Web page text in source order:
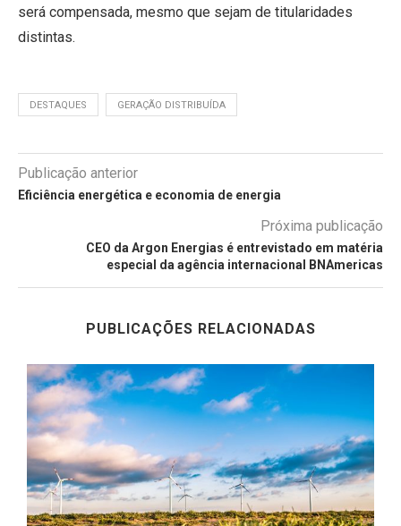
será compensada, mesmo que sejam de titularidades
distintas.
DESTAQUES GERAÇÃO DISTRIBUÍDA
Publicação anterior
Eficiência energética e economia de energia
Próxima publicação
CEO da Argon Energias é entrevistado em matéria
especial da agência internacional BNAmericas
PUBLICAÇÕES RELACIONADAS